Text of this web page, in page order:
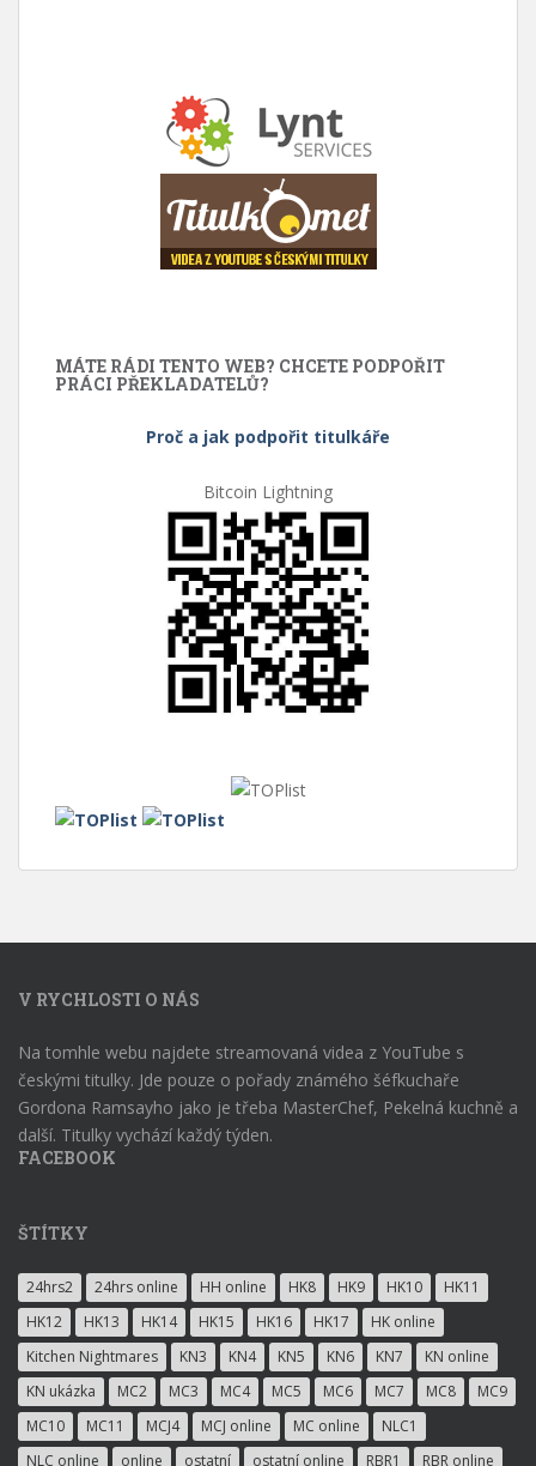
MÁTE RÁDI TENTO WEB? CHCETE PODPOŘIT
PRÁCI PŘEKLADATELŮ?
Proč a jak podpořit titulkáře
Bitcoin Lightning
V RYCHLOSTI O NÁS
Na tomhle webu najdete streamovaná videa z YouTube s
českými titulky. Jde pouze o pořady známého šéfkuchaře
Gordona Ramsayho jako je třeba MasterChef, Pekelná kuchně a
další. Titulky vychází každý týden.
FACEBOOK
ŠTÍTKY
24hrs2 24hrs online HH online HK8 HK9 HK10
HK11
HK12
HK13 HK14 HK15 HK16 HK17
HK online
Kitchen Nightmares
KN3 KN4 KN5 KN6 KN7
KN online
KN ukázka
MC2 MC3 MC4 MC5 MC6 MC7 MC8
MC9
MC10
MC11 MCJ4 MCJ online MC online
NLC1
NLC online
online ostatní ostatní online RBR1 RBR online